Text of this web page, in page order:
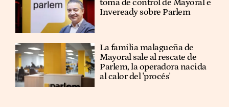
toma de control de Mayoral e
Inveready sobre Parlem
La familia malagueña de
Mayoral sale al rescate de
Parlem, la operadora nacida
al calor del 'procés'